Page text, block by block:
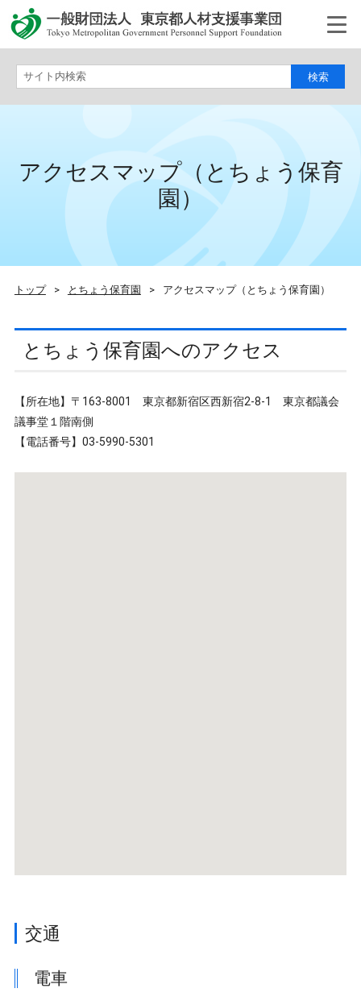
サイト内検索
アクセスマップ（とちょう保育
園）
トップ > とちょう保育園 > アクセスマップ（とちょう保育園）
とちょう保育園へのアクセス
【所在地】〒163-8001 東京都新宿区西新宿2-8-1 東京都議会
議事堂１階南側
【電話番号】03-5990-5301
交通
電車